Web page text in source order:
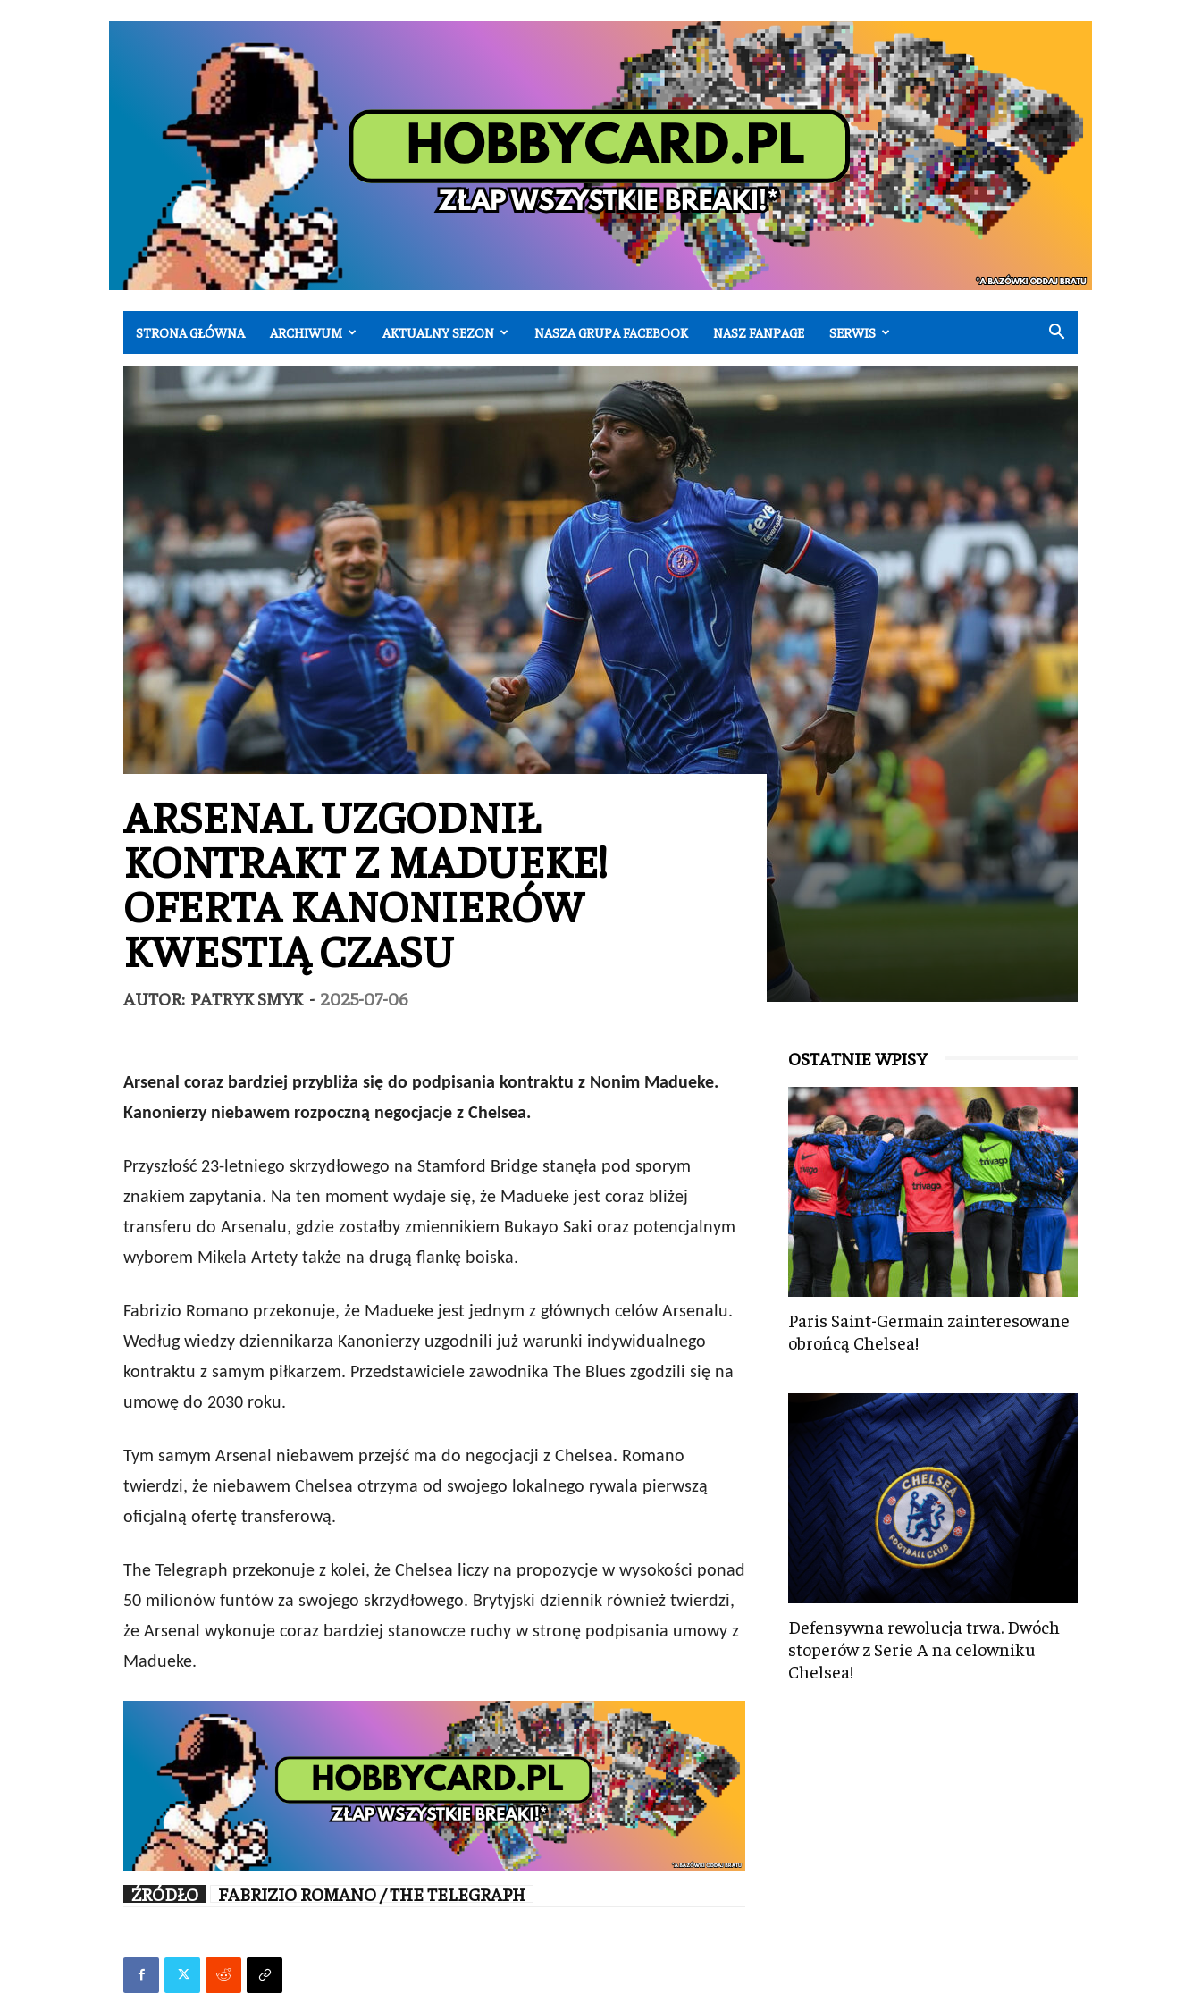
STRONA GŁÓWNA ARCHIWUM AKTUALNY SEZON NASZA GRUPA FACEBOOK NASZ FANPAGE SERWIS
ARSENAL UZGODNIŁ
KONTRAKT Z MADUEKE!
OFERTA KANONIERÓW
KWESTIĄ CZASU
AUTOR: PATRYK SMYK - 2025-07-06
Arsenal coraz bardziej przybliża się do podpisania kontraktu z Nonim Madueke.
Kanonierzy niebawem rozpoczną negocjacje z Chelsea.
Przyszłość 23-letniego skrzydłowego na Stamford Bridge stanęła pod sporym
znakiem zapytania. Na ten moment wydaje się, że Madueke jest coraz bliżej
transferu do Arsenalu, gdzie zostałby zmiennikiem Bukayo Saki oraz potencjalnym
wyborem Mikela Artety także na drugą flankę boiska.
Fabrizio Romano przekonuje, że Madueke jest jednym z głównych celów Arsenalu.
Według wiedzy dziennikarza Kanonierzy uzgodnili już warunki indywidualnego
kontraktu z samym piłkarzem. Przedstawiciele zawodnika The Blues zgodzili się na
umowę do 2030 roku.
Tym samym Arsenal niebawem przejść ma do negocjacji z Chelsea. Romano
twierdzi, że niebawem Chelsea otrzyma od swojego lokalnego rywala pierwszą
oficjalną ofertę transferową.
The Telegraph przekonuje z kolei, że Chelsea liczy na propozycje w wysokości ponad
50 milionów funtów za swojego skrzydłowego. Brytyjski dziennik również twierdzi,
że Arsenal wykonuje coraz bardziej stanowcze ruchy w stronę podpisania umowy z
Madueke.
ŹRÓDŁO FABRIZIO ROMANO / THE TELEGRAPH
OSTATNIE WPISY
Paris Saint-Germain zainteresowane
obrońcą Chelsea!
Defensywna rewolucja trwa. Dwóch
stoperów z Serie A na celowniku
Chelsea!